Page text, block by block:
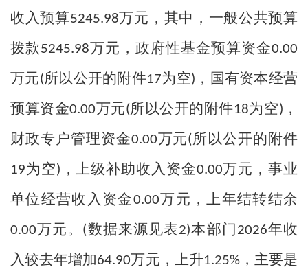
收入预算5245.98万元，其中，一般公共预算
拨款5245.98万元，政府性基金预算资金0.00
万元(所以公开的附件17为空) ，国有资本经营
预算资金0.00万元(所以公开的附件18为空) ，
财政专户管理资金0.00万元(所以公开的附件
19为空) ，上级补助收入资金0.00万元，事业
单位经营收入资金0.00万元，上年结转结余
0.00万元。 (数据来源见表2)本部门2026年收
入较去年增加64.90万元，上升1.25%，主要是